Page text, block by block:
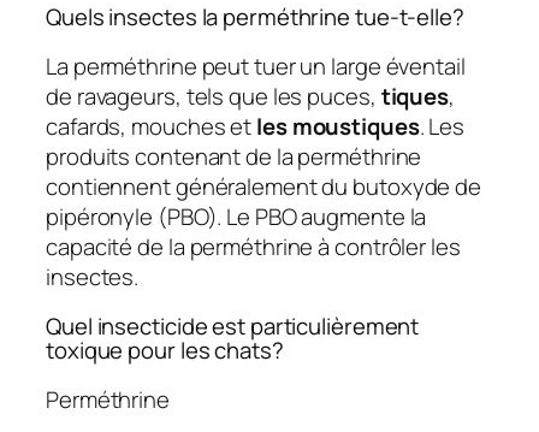
Quels insectes la perméthrine tue-t-elle?
La perméthrine peut tuer un large éventail
de ravageurs, tels que les puces, tiques,
cafards, mouches etles moustiques. Les
produits contenant de la perméthrine
contiennent généralement du butoxyde de
pipéronyle (PBO). Le PBO augmente la
capacité de la perméthrine à contrôler les
insectes.
Quel insecticide est particulièrement
toxique pour les chats?
Perméthrine